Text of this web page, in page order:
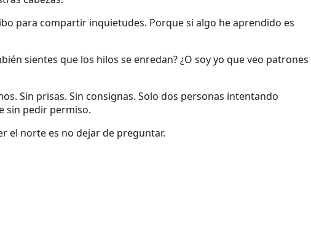
para compartir inquietudes. Porque si algo he aprendido es
sientes que los hilos se enredan? ¿O soy yo que veo patrones
Sin prisas. Sin consignas. Solo dos personas intentando
sin pedir permiso.
el norte es no dejar de preguntar.